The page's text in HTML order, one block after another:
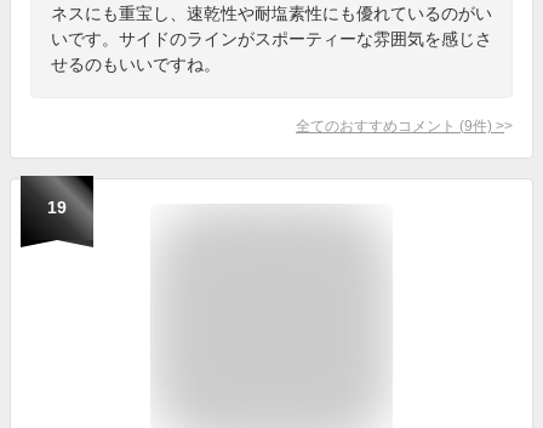
ネスにも重宝し、速乾性や耐塩素性にも優れているのがい
いです。サイドのラインがスポーティーな雰囲気を感じさ
せるのもいいですね。
全てのおすすめコメント (9件) >
19